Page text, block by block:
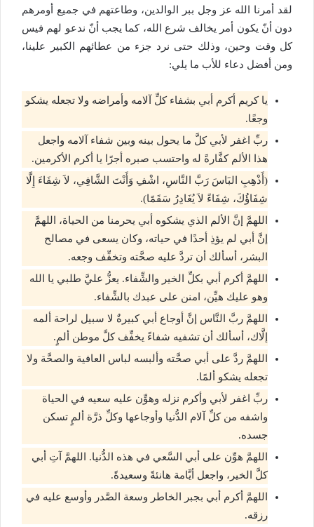
لقد أمرنا الله عز وجل ببر الوالدين، وطاعتهم في جميع أومرهم
دون أنّ يكون أمر يخالف شرع الله، كما يجب أنّ ندعو لهم فيس
كل وقت وحين، وذلك حتى نرد جزء من عطائهم الكبير علينا،
ومن أفضل دعاء للأب ما يلي:
يا كريم أكرم أبي بشفاء كلِّ آلامه وأمراضه ولا تجعله يشكو
وجعًا.
ربِّ اغفر لأبي كلَّ ما يحول بينه وبين شفاء آلامه واجعل
هذا الألم كفَّارةً له واحتسب صبره أجرًا يا أكرم الأكرمين.
(أَذْهِبِ البَاسَ رَبَّ النَّاسِ، اشْفِ وَأَنْتَ الشَّافِي، لاَ شِفَاءَ إِلَّا
شِفَاؤُكَ، شِفَاءً لاَ يُغَادِرُ سَقَمًا).
اللهمَّ إنَّ الألم الذي يشكوه أبي يحرمنا من الحياة، اللهمَّ
إنَّ أبي لم يؤذِ أحدًا في حياته، وكان يسعى في مصالح
البشر، أسألك أن تردَّ عليه صحَّته وتخفِّف وجعه.
اللهمَّ أكرم أبي بكلِّ الخير والشِّفاء. يعزُّ عليَّ طلبي يا الله
وهو عليك هيِّن، امنن على عبدك بالشِّفاء.
اللهمَّ ربَّ النَّاس إنَّ أوجاع أبي كبيرةٌ لا سبيل لراحة ألمه
إلَّاك، أسألك أن تشفيه شفاءً يخفِّف كلَّ موطن ألمٍ.
اللهمَّ ردَّ على أبي صحَّته وألبسه لباس العافية والصحَّة ولا
تجعله يشكو ألمًا.
ربِّ اغفر لأبي وأكرم نزله وهوِّن عليه سعيه في الحياة
واشفه من كلِّ آلام الدُّنيا وأوجاعها وكلِّ ذرَّة ألمٍ تسكن
جسده.
اللهمَّ هوِّن على أبي السَّعي في هذه الدُّنيا. اللهمَّ آتِ أبي
كلَّ الخير، واجعل أيَّامة هانئةً وسعيدةً.
اللهمَّ أكرم أبي بجبر الخاطر وسعة الصَّدر وأوسع عليه في
رزقه.